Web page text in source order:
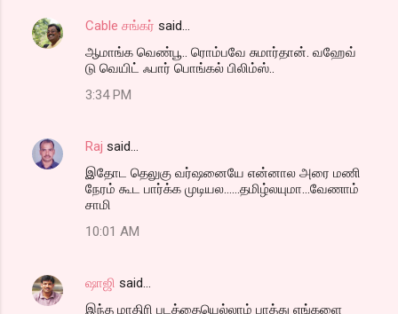
Cable சங்கர் said…
ஆமாங்க வெண்பூ.. ரொம்பவே சுமார்தான். வஹேவ்
டு வெயிட் ஃபார் பொங்கல் பிலிம்ஸ்..
3:34 PM
Raj said…
இதோட தெலுகு வர்ஷனையே என்னால அரை மணி
நேரம் கூட பார்க்க முடியல......தமிழ்லயுமா...வேணாம்
சாமி
10:01 AM
ஷாஜி said…
இந்த மாதிரி படத்தையெல்லாம் பாத்து எங்களை